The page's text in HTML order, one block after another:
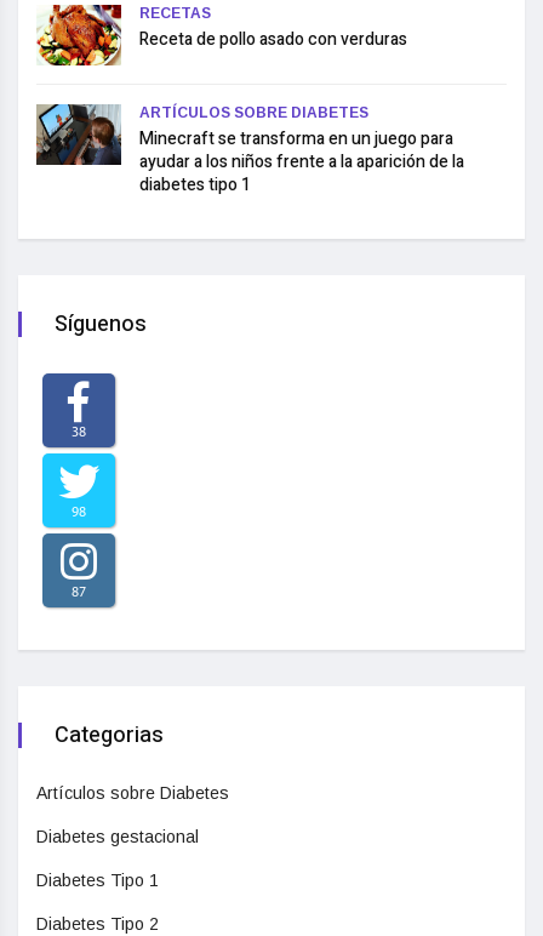
RECETAS
Receta de pollo asado con verduras
ARTÍCULOS SOBRE DIABETES
Minecraft se transforma en un juego para
ayudar a los niños frente a la aparición de la
diabetes tipo 1
Síguenos
38
98
87
Categorias
Artículos sobre Diabetes
Diabetes gestacional
Diabetes Tipo 1
Diabetes Tipo 2